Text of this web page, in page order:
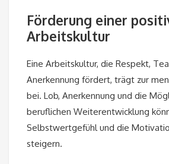
Förderung einer
Arbeitskultur
Eine Arbeitskultur, die Respekt,
Anerkennung fördert, trägt zur
bei. Lob, Anerkennung und die
beruflichen Weiterentwicklung
Selbstwertgefühl und die
steigern.